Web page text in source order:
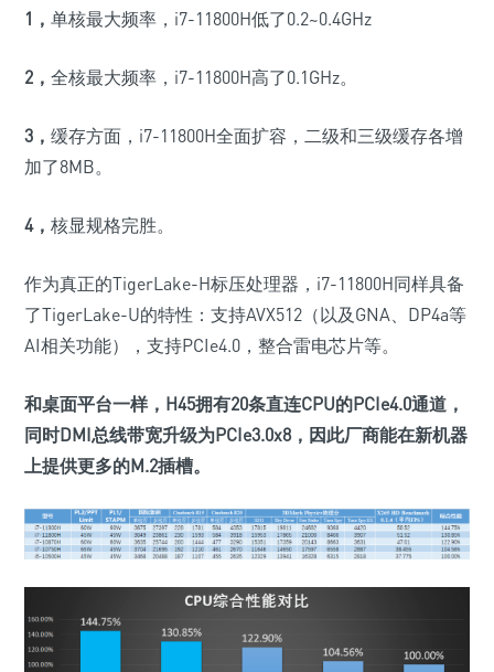
1， 单核最大频率，i7-11800H低了0.2~0.4GHz
2， 全核最大频率，i7-11800H高了0.1GHz。
3， 缓存方面，i7-11800H全面扩容，二级和三级缓存各增
加了8MB。
4， 核显规格完胜。
作为真正的TigerLake-H标压处理器，i7-11800H同样具备
了TigerLake-U的特性：支持AVX512（以及GNA、DP4a等
AI相关功能），支持PCIe4.0，整合雷电芯片等。
和桌面平台一样，H45拥有20条直连CPU的PCIe4.0通道，
同时DMI总线带宽升级为PCIe3.0x8， 因此厂商能在新机器
上提供更多的M.2插槽。